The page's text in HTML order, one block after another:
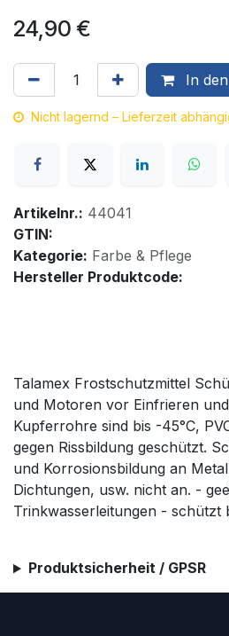
24,90 €
In
Nicht lagernd – Lieferzeit
Artikelnr.: 44041
GTIN:
Kategorie: Farbe & Pflege
Hersteller Produktcode:
Talamex Frostschutzmittel
und Motoren vor Einfrieren und
Kupferrohre sind bis -45°C,
gegen Rissbildung geschützt.
und Korrosionsbildung an
Dichtungen, usw. nicht an. -
Trinkwasserleitungen - schützt
Produktsicherheit / GPSR